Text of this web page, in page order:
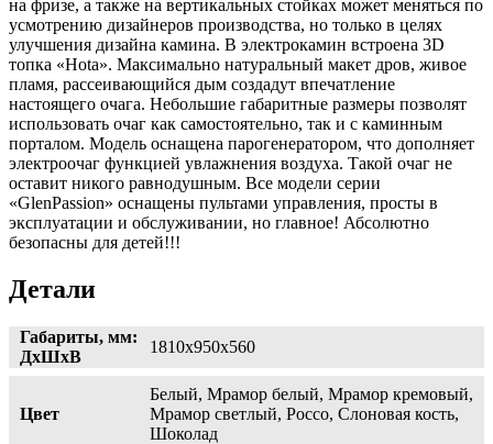
на фризе, а также на вертикальных стойках может меняться по
усмотрению дизайнеров производства, но только в целях
улучшения дизайна камина. В электрокамин встроена 3D
топка «Hota». Максимально натуральный макет дров, живое
пламя, рассеивающийся дым создадут впечатление
настоящего очага. Небольшие габаритные размеры позволят
использовать очаг как самостоятельно, так и с каминным
порталом. Модель оснащена парогенератором, что дополняет
электроочаг функцией увлажнения воздуха. Такой очаг не
оставит никого равнодушным. Все модели серии
«GlenPassion» оснащены пультами управления, просты в
эксплуатации и обслуживании, но главное! Абсолютно
безопасны для детей!!!
Детали
Габариты, мм:
ДхШхВ
1810х950х560
Цвет
Белый, Мрамор белый, Мрамор кремовый,
Мрамор светлый, Россо, Слоновая кость,
Шоколад